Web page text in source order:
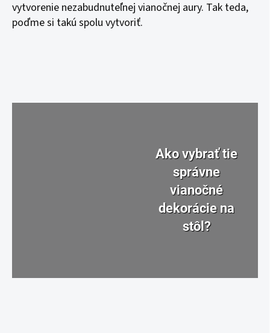
vytvorenie nezabudnuteľnej vianočnej aury. Tak teda,
poďme si takú spolu vytvoriť.
Ako vybrať tie
správne
vianočné
dekorácie na
stôl?